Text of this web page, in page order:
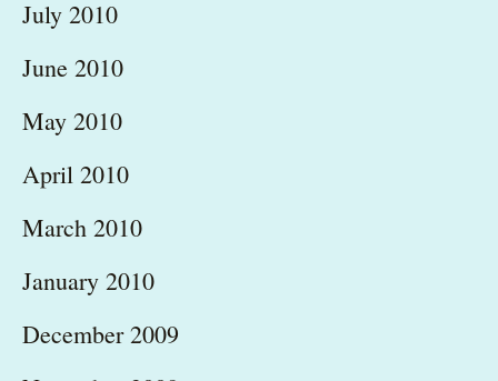
July 2010
June 2010
May 2010
April 2010
March 2010
January 2010
December 2009